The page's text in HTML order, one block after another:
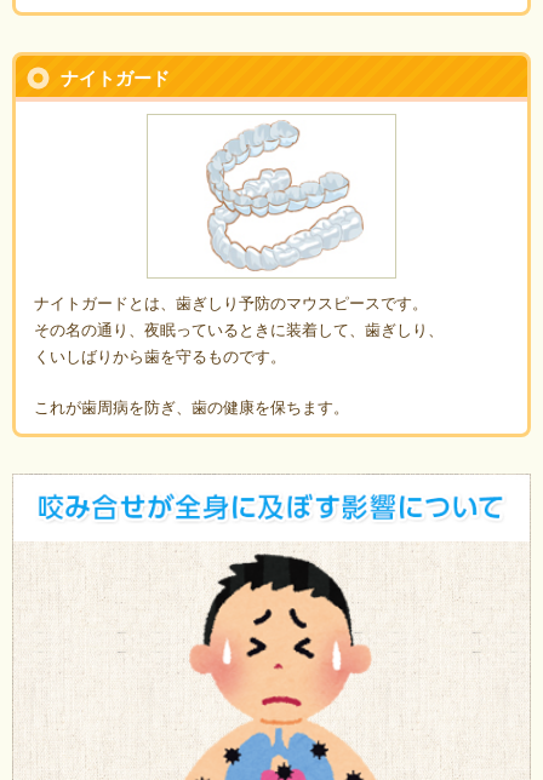
ナイトガード
ナイトガードとは、歯ぎしり予防のマウスピースです。
その名の通り、夜眠っているときに装着して、歯ぎしり、
くいしばりから歯を守るものです。
これが歯周病を防ぎ、歯の健康を保ちます。